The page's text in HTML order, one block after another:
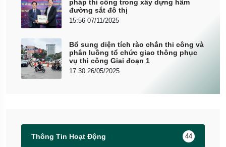
pháp thi công trong xây dựng hầm
đường sắt đô thị
15:56 07/11/2025
Bổ sung diện tích rào chắn thi công và
phân luồng tổ chức giao thông phục
vụ thi công Giai đoạn 1
17:30 26/05/2025
Thông Tin Hoạt Động 44